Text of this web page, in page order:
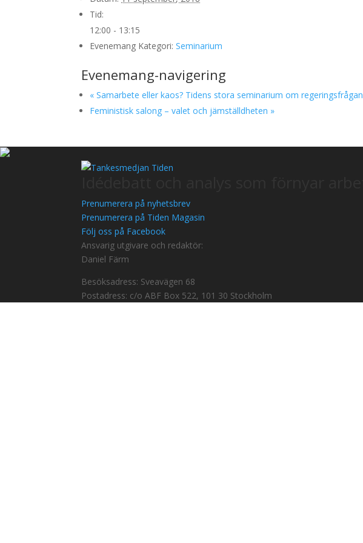
Tid:
12:00 - 13:15
Evenemang Kategori: Seminarium
Evenemang-navigering
« Samarbete eller kaos? Tidens stora seminarium om regeringsfrågan
Feministisk salong – valet och jämställdheten »
Prenumerera på nyhetsbrev
Prenumerera på Tiden Magasin
Följ oss på Facebook
Ansvarig utgivare och redaktör:
Daniel Färm
Besöksadress: Sveavägen 68
Postadress: c/o ABF Box 522, 101 30 Stockholm